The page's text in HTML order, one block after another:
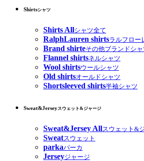
Shirtsシャツ
Shirts Allシャツ全て
RalphLauren shirtsラルフロー
Brand shirteその他ブランドシャ
Flannel shirtsネルシャツ
Wool shirtsウールシャツ
Old shirtsオールドシャツ
Shortsleeved shirts半袖シャツ
Sweat&Jerseyスウェット&ジャージ
Sweat&Jersey Allスウェット&
Sweatスウェット
parkaパーカ
Jerseyジャージ